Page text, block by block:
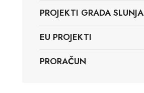
PROJEKTI GRADA SLUNJA
EU PROJEKTI
PRORAČUN